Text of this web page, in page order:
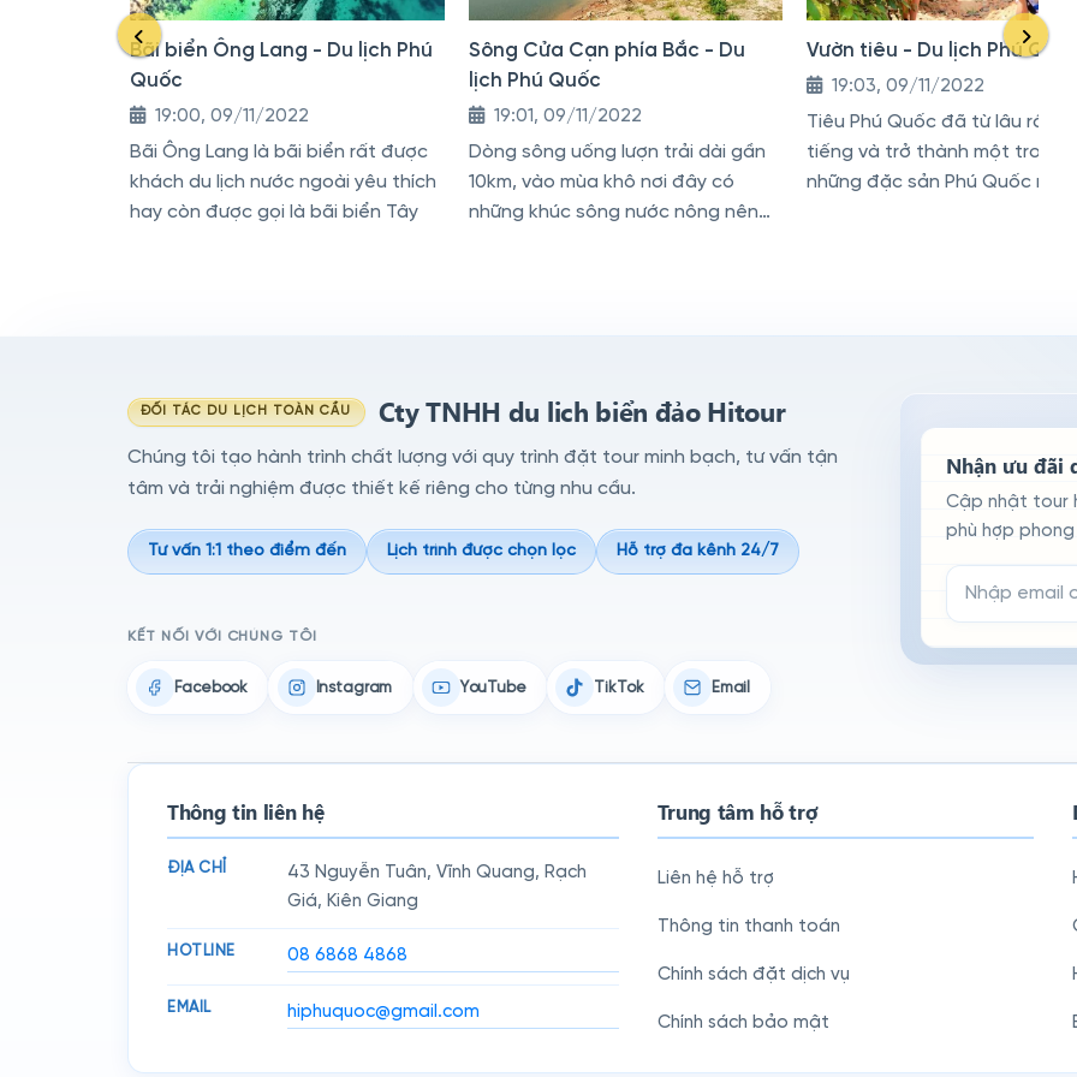
Bãi biển Ông Lang - Du lịch Phú
Quốc
19:00, 09/11/2022
Bãi Ông Lang là bãi biển rất được
khách du lịch nước ngoài yêu thích
hay còn được gọi là bãi biển Tây
Sông Cửa Cạn phía Bắc - Du
lịch Phú Quốc
19:01, 09/11/2022
Dòng sông uống lượn trải dài gần
10km, vào mùa khô nơi đây có
những khúc sông nước nông nên
Vườn tiêu - Du lịch Phú Quốc
19:03, 09/11/2022
Tiêu Phú Quốc đã từ lâu rất nổi
tiếng và trở thành một trong
những đặc sản Phú Quốc như
ĐỐI TÁC DU LỊCH TOÀN CẦU Cty TNHH du lich biển đảo Hitour
Chúng tôi tạo hành trình chất lượng với quy trình đặt tour minh bạch, tư vấn tận
tâm và trải nghiệm được thiết kế riêng cho từng nhu cầu.
Tư vấn 1:1 theo điểm đến Lịch trình được chọn lọc Hỗ trợ đa kênh 24/7
KẾT NỐI VỚI CHÚNG TÔI
Facebook Instagram YouTube TikTok Email
Nhận ưu đãi
Cập nhật tour
phù hợp
Email đăng ký
Thông tin liên hệ
ĐỊA CHỈ
43 Nguyễn Tuân, Vĩnh Quang, Rạch
Giá, Kiên Giang
HOTLINE 08 6868 4868
EMAIL hiphuquoc@gmail.com
Trung tâm hỗ trợ
Liên hệ hỗ trợ
Thông tin thanh toán
Chính sách đặt dịch vụ
Chính sách bảo mật